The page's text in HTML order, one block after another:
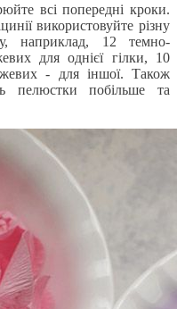
всі попередні кроки.
використовуйте різну
наприклад, 12 темно-
для однієї гілки, 10
- для іншої. Також
пелюстки побільше та